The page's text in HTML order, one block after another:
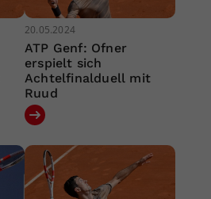
20.05.2024
ATP Genf: Ofner
erspielt sich
Achtelfinalduell mit
Ruud